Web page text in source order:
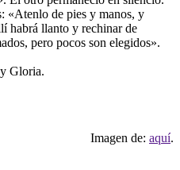
«Atenlo de pies y manos, y
habrá llanto y rechinar de
pero pocos son elegidos».
Gloria.
Imagen de: aquí.